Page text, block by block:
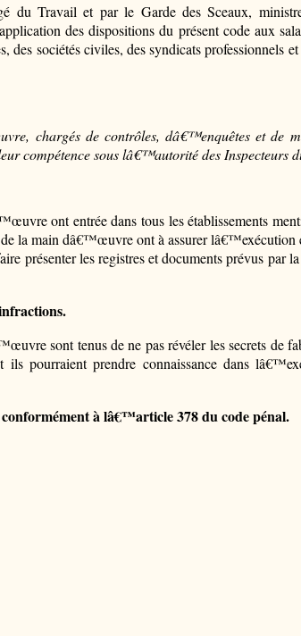
du Travail et par le Garde des Sceaux,
des dispositions du présent code aux
des sociétés civiles, des syndicats professionnels
chargés de contrôles, dâ€™enquêtes et de
compétence sous lâ€™autorité des Inspecteurs
ont entrée dans tous les établissements
la main dâ€™œuvre ont à assurer lâ€™exécution
présenter les registres et documents prévus par
sont tenus de ne pas révéler les secrets de
pourraient prendre connaissance dans
à lâ€™article 378 du code pénal.